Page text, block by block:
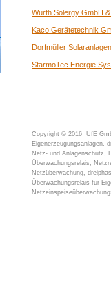
Würth Solergy GmbH
Kaco Gerätetechnik
Dorfmüller
StarmoTec Energie
Copyright © 2016 UfE
Eigenerzeugungsanlagen,
Netz- und Anlagenschutz,
Überwachungsrelais,
Netzüberwachung,
Überwachungsrelais für